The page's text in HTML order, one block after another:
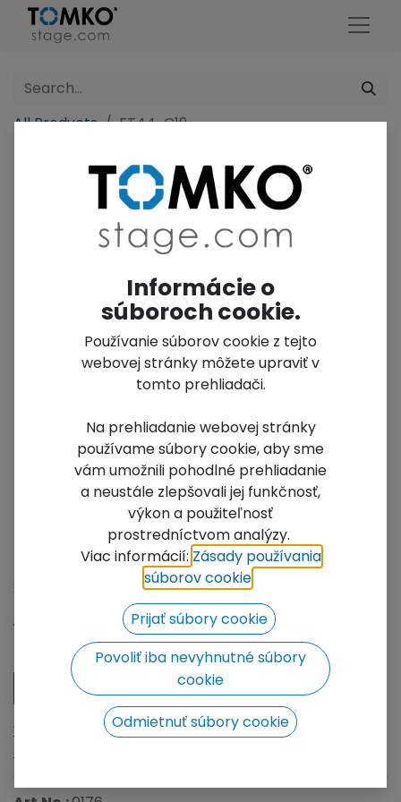
All Products FT44-C19
FT44-C19
2-way 45° corner
Not Available For Sale
Add to wishlist
Contact Us
We will be happy to prepare a price offer for you, click
Informácie o
súboroch cookie.
Používanie súborov cookie z tejto
webovej stránky môžete upraviť v
tomto prehliadači.
Na prehliadanie webovej stránky
používame súbory cookie, aby sme
vám umožnili pohodlné prehliadanie
a neustále zlepšovali jej funkčnosť,
výkon a použiteľnosť
prostredníctvom analýzy.
Viac informácií: Zásady používania
súborov cookie​.
Prijať súbory cookie
Povoliť iba nevyhnutné súbory
cookie
Odmietnuť súbory cookie